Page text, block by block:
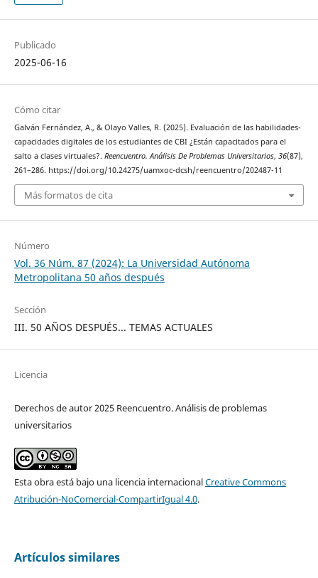
Publicado
2025-06-16
Cómo citar
Galván Fernández, A., & Olayo Valles, R. (2025). Evaluación de las habilidades-
capacidades digitales de los estudiantes de CBI ¿Están capacitados para el
salto a clases virtuales?. Reencuentro. Análisis De Problemas Universitarios, 36(87),
261–286. https://doi.org/10.24275/uamxoc-dcsh/reencuentro/202487-11
Más formatos de cita
Número
Vol. 36 Núm. 87 (2024): La Universidad Autónoma
Metropolitana 50 años después
Sección
III. 50 AÑOS DESPUÉS... TEMAS ACTUALES
Licencia
Derechos de autor 2025 Reencuentro. Análisis de problemas
universitarios
Esta obra está bajo una licencia internacionalCreative Commons
Atribución-NoComercial-CompartirIgual 4.0.
Artículos similares